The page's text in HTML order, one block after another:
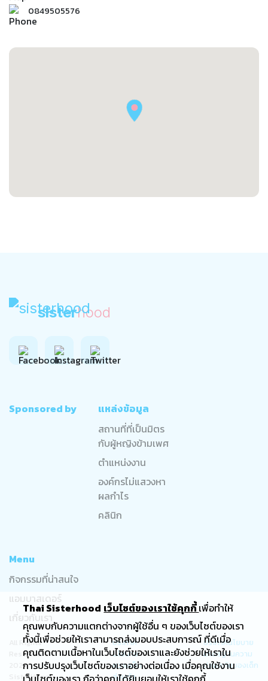
0849505576
sisterhood
Sponsored by
แหล่งข้อมูล
สถานที่ที่เป็นมิตร
กับผู้หญิงข้ามเพศ
ตำแหน่งงาน
องค์กรไม่แสวงหา
ผลกำไร
คลินิก
Menu
กิจกรรมที่น่าสนใจ
แอมบาสเดอร์
เกี่ยวกับเรา
All Rights
Reserved ©
2023
SisterHood
ประกาศ
นโยบาย
ความเป็น
ส่วนตัว
ประกาศนโยบาย
มาตรฐานความ
ปลอดภัยของเด็ก
Thai Sisterhood เว็บไซต์ของเราใช้คุกกี้เพื่อทำให้
คุณพบกับความแตกต่างจากผู้ใช้อื่น ๆ ของเว็บไซต์ของเรา
ทั้งนี้เพื่อช่วยให้เราสามารถส่งมอบประสบการณ์ ที่ดีเมื่อ
คุณติดตามเนื้อหาในเว็บไซต์ของเราและยังช่วยให้เราใน
การปรับปรุงเว็บไซต์ของเราอย่างต่อเนื่อง เมื่อคุณใช้งาน